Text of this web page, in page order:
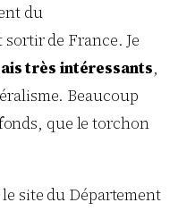
du
de France. Je
très intéressants,
Beaucoup
que le torchon
site du Département